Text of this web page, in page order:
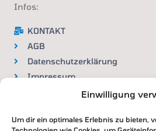
Einwilligung
Um dir ein optimales Erlebnis zu bieten,
m
Infos:
KONTAKT
AGB
Datenschutzerklärung
Impressum
Widerrufsbelehrung
VERTRAG WIDERRUFEN